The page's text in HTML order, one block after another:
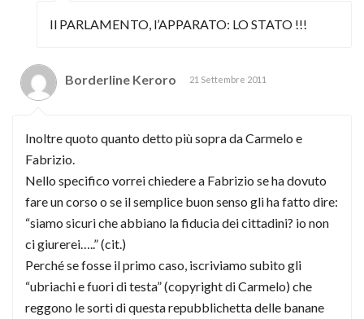
Il PARLAMENTO, l’APPARATO: LO STATO !!!
Borderline Keroro 21 Settembre 2011
Inoltre quoto quanto detto più sopra da Carmelo e
Fabrizio.
Nello specifico vorrei chiedere a Fabrizio se ha dovuto
fare un corso o se il semplice buon senso gli ha fatto dire:
“siamo sicuri che abbiano la fiducia dei cittadini? io non
ci giurerei…..” (cit.)
Perché se fosse il primo caso, iscriviamo subito gli
“ubriachi e fuori di testa” (copyright di Carmelo) che
reggono le sorti di questa repubblichetta delle banane